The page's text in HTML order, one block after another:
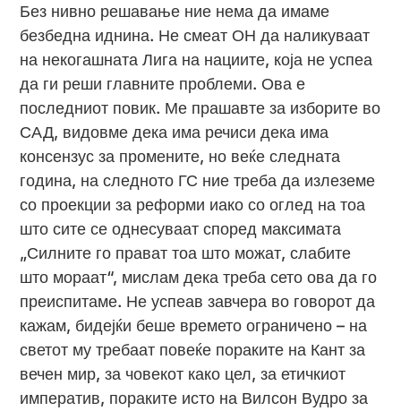
Без нивно решавање ние нема да имаме
безбедна иднина. Не смеат ОН да наликуваат
на некогашната Лига на нациите, која не успеа
да ги реши главните проблеми. Ова е
последниот повик. Ме прашавте за изборите во
САД, видовме дека има речиси дека има
консензус за промените, но веќе следната
година, на следното ГС ние треба да излеземе
со проекции за реформи иако со оглед на тоа
што сите се однесуваат според максимата
„Силните го прават тоа што можат, слабите
што мораат“, мислам дека треба сето ова да го
преиспитаме. Не успеав завчера во говорот да
кажам, бидејќи беше времето ограничено – на
светот му требаат повеќе пораките на Кант за
вечен мир, за човекот како цел, за етичкиот
императив, пораките исто на Вилсон Вудро за